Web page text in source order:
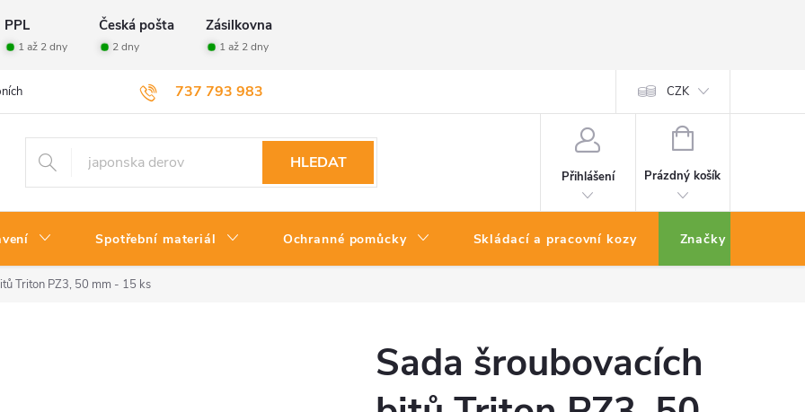
PPL Česká pošta Zásilkovna
1 až 2 dny 2 dny 1 až 2 dny
737 793 983
údajů Velkoobchod Vrácení zboží CZK
HLEDAT
Přihlášení
NÁKUPNÍ
Prázdný košík
Spotřební materiál Ochranné pomůcky Skládací a pracovní kozy Značky
Triton PZ3, 50 mm - 15 ks
Sada šroubovacích